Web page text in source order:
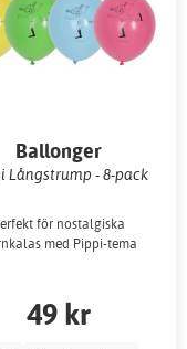
Ballonger
Långstrump - 8-pack
för nostalgiska
med Pippi-tema
49 kr